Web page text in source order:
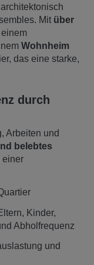
Mit über
einem
Wohnheim
das eine starke,
durch
Arbeiten und
belebtes
einer
Kinder,
Abholfrequenz
und